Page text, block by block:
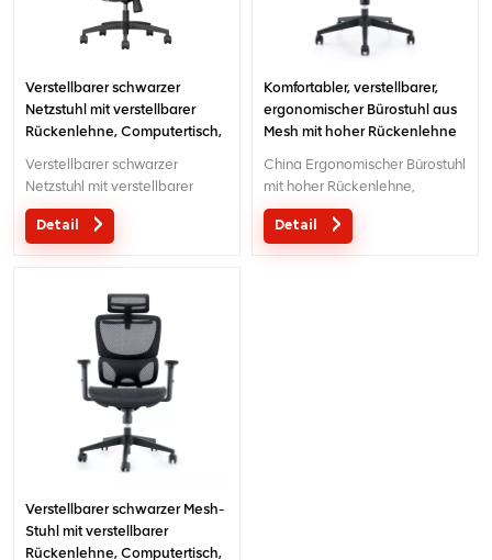
Verstellbarer schwarzer
Netzstuhl mit verstellbarer
Rückenlehne, Computertisch,
Verstellbarer schwarzer
Netzstuhl mit verstellbarer
Rückenlehne, Computertisch,
drehbarer Bürostuhl
Detail
Komfortabler, verstellbarer,
ergonomischer Bürostuhl aus
Mesh mit hoher Rückenlehne
China Ergonomischer Bürostuhl
mit hoher Rückenlehne,
vollmaschig, verstellbar, mit
Lumabr-
Detail
Verstellbarer schwarzer Mesh-
Stuhl mit verstellbarer
Rückenlehne, Computertisch,